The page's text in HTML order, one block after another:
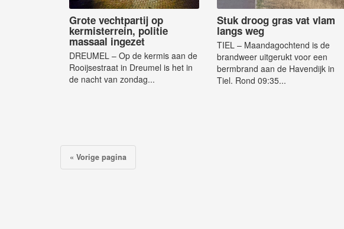
Grote vechtpartij op
kermisterrein, politie
massaal ingezet
DREUMEL – Op de kermis aan de
Rooijsestraat in Dreumel is het in
de nacht van zondag...
Stuk droog gras vat vlam
langs weg
TIEL – Maandagochtend is de
brandweer uitgerukt voor een
bermbrand aan de Havendijk in
Tiel. Rond 09:35...
« Vorige pagina